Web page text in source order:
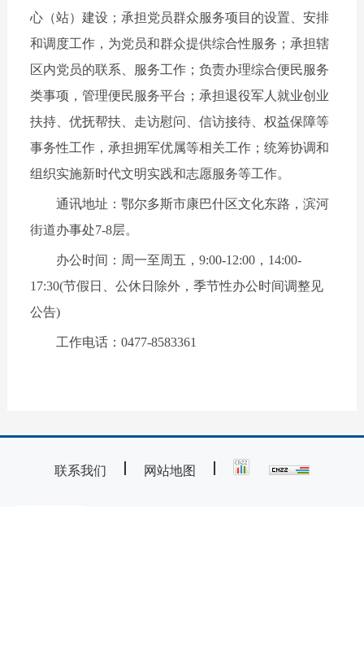
心（站）建设；承担党员群众服务项目的设置、安排
和调度工作，为党员和群众提供综合性服务；承担辖
区内党员的联系、服务工作；负责办理综合便民服务
类事项，管理便民服务平台；承担退役军人就业创业
扶持、优抚帮扶、走访慰问、信访接待、权益保障等
事务性工作，承担拥军优属等相关工作；统筹协调和
组织实施新时代文明实践和志愿服务等工作。
通讯地址：鄂尔多斯市康巴什区文化东路，滨河
街道办事处7-8层。
办公时间：周一至周五，9:00-12:00，14:00-
17:30(节假日、公休日除外，季节性办公时间调整见
公告)
工作电话：0477-8583361
联系我们 网站地图